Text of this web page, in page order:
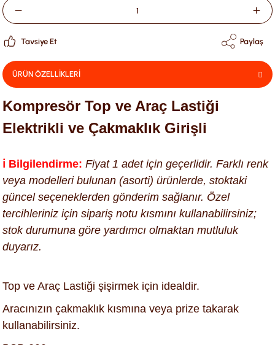
Tavsiye Et Paylaş
ÜRÜN ÖZELLİKLERİ
Kompresör Top ve Araç Lastiği
Elektrikli ve Çakmaklık Girişli
ℹ️ Bilgilendirme: Fiyat 1 adet için geçerlidir. Farklı renk
veya modelleri bulunan (asorti) ürünlerde, stoktaki
güncel seçeneklerden gönderim sağlanır. Özel
tercihleriniz için sipariş notu kısmını kullanabilirsiniz;
stok durumuna göre yardımcı olmaktan mutluluk
duyarız.
Top ve Araç Lastiği şişirmek için idealdir.
Aracınızın çakmaklık kısmına veya prize takarak
kullanabilirsiniz.